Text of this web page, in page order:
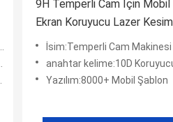
9H Temperli Cam İçin Mobil
Ekran Koruyucu Lazer Kesim
Makinesi
İsim:Temperli Cam Makinesi
anahtar kelime:10D Koruyucu
Yazılım:8000+ Mobil Şablon